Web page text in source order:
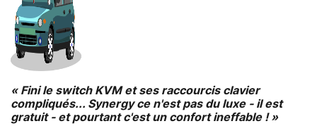
« Fini le switch KVM et ses raccourcis clavier
compliqués... Synergy ce n'est pas du luxe - il est
gratuit - et pourtant c'est un confort ineffable ! »